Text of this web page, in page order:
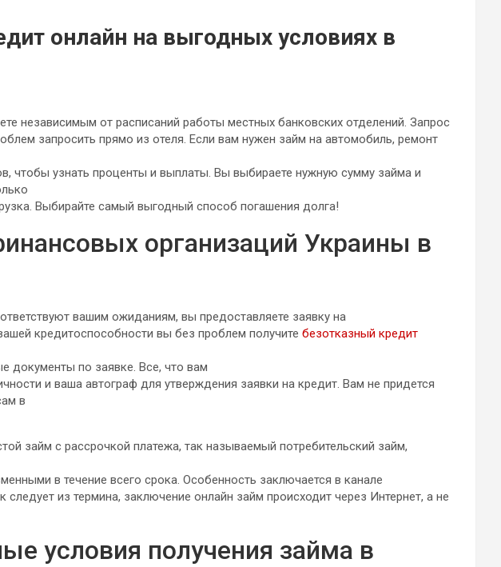
онлайн на выгодных условиях в
независимым от расписаний работы местных банковских отделений. Запрос
запросить прямо из отеля. Если вам нужен займ на автомобиль, ремонт
чтобы узнать проценты и выплаты. Вы выбираете нужную сумму займа и
Выбирайте самый выгодный способ погашения долга!
организаций Украины в
вашим ожиданиям, вы предоставляете заявку на
кредитоспособности вы без проблем получите безотказный кредит
документы по заявке. Все, что вам
и ваша автограф для утверждения заявки на кредит. Вам не придется
в
займ с рассрочкой платежа, так называемый потребительский займ,
в течение всего срока. Особенность заключается в канале
следует из термина, заключение онлайн займ происходит через Интернет, а не
условия получения займа в